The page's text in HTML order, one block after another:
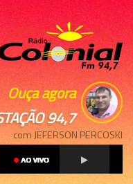
Ouça agora
94,7
com JEFERSON PERCOSKI